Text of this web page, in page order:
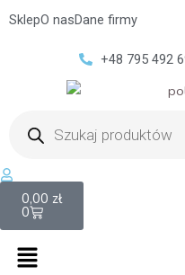
SklepO nasDane firmy
+48 795 492
produktów
0,00 zł
0
Cart
Menu